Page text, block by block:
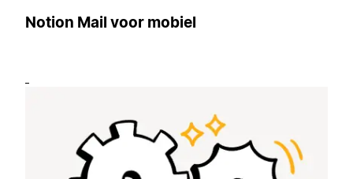
Notion Mail voor mobiel